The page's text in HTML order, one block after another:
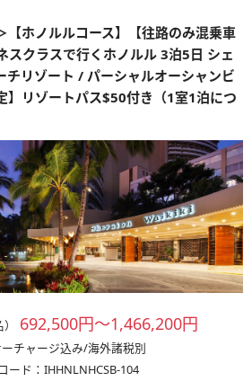
ホノルルコース】【往路のみ混乗車
クラスで行くホノルル 3泊5日 シェ
チリゾート / パーシャルオーシャンビ
】リゾートパス$50付き（1室1泊につ
692,500円～1,466,200円
チャージ込み/海外諸税別
ード：IHHNLNHCSB-104